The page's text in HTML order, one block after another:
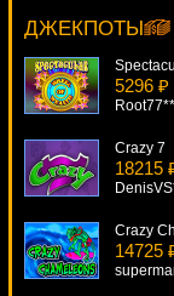
ДЖЕКПОТЫ
aleg***
5296 ₽
Crazy 7
18215
Crazy
14725